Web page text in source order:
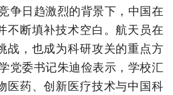
争日趋激烈的背景下，中国在
不断填补技术空白。航天员在
战，也成为科研攻关的重点方
党委书记朱迪俭表示，学校汇
医药、创新医疗技术与中国科